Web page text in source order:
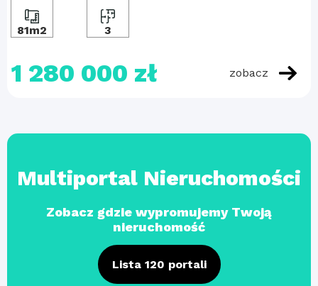
81m2 3
1 280 000 zł zobacz
Multiportal Nieruchomości
Zobacz gdzie wypromujemy Twoją
nieruchomość
Lista 120 portali